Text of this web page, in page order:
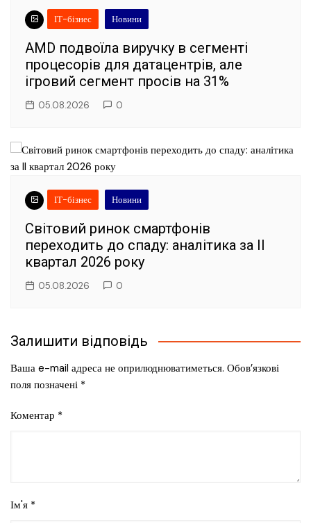
ІТ-бізнес Новини
AMD подвоїла виручку в сегменті
процесорів для датацентрів, але
ігровий сегмент просів на 31%
05.08.2026 0
ІТ-бізнес Новини
Світовий ринок смартфонів
переходить до спаду: аналітика за II
квартал 2026 року
05.08.2026 0
Залишити відповідь
Ваша e-mail адреса не оприлюднюватиметься. Обов’язкові
поля позначені *
Коментар *
Ім'я *